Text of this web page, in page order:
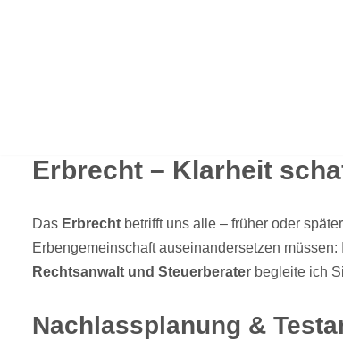
Erbrecht – Klarheit
Das Erbrecht betrifft uns alle – früher oder
Erbengemeinschaft auseinandersetzen
Rechtsanwalt und Steuerberater begleite ich
Nachlassplanung &